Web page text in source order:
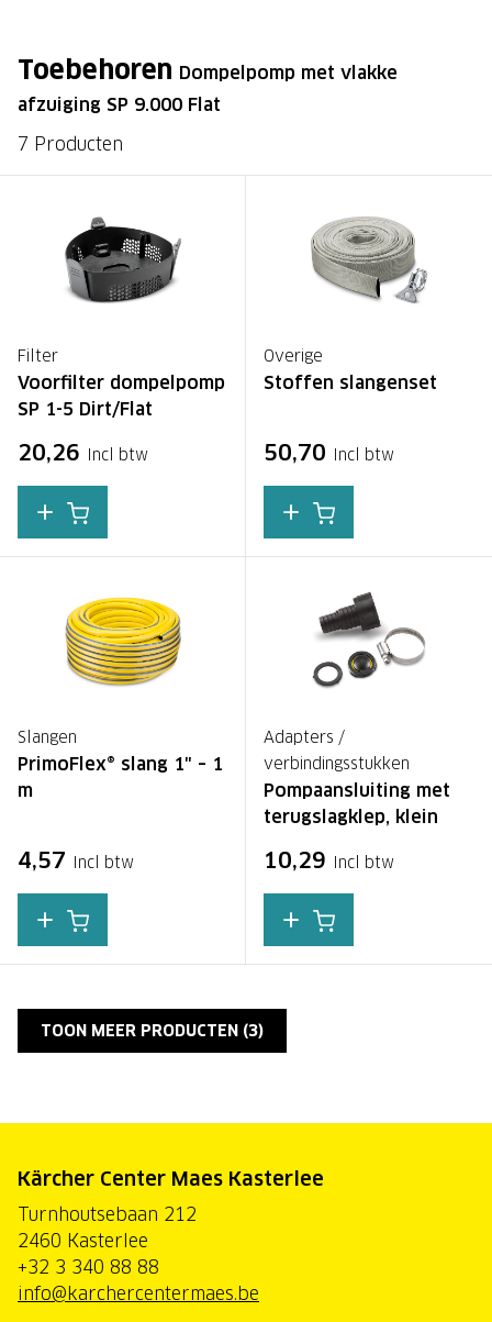
Toebehoren Dompelpomp met vlakke
afzuiging SP 9.000 Flat
7 Producten
Filter
Voorfilter dompelpomp
SP 1-5 Dirt/Flat
20,26 Incl btw
Overige
Stoffen slangenset
50,70 Incl btw
Slangen
PrimoFlex® slang 1" – 1
m
4,57 Incl btw
Adapters /
verbindingsstukken
Pompaansluiting met
terugslagklep, klein
10,29 Incl btw
TOON MEER PRODUCTEN (3)
Kärcher Center Maes Kasterlee
Turnhoutsebaan 212
2460 Kasterlee
+32 3 340 88 88
info@karchercentermaes.be